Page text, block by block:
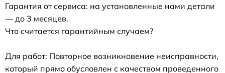
Гарантия от сервиса: на установленные нами детали
— до 3 месяцев.
Что считается гарантийным случаем?
Для работ: Повторное возникновение неисправности,
который прямо обусловлен с качеством проведенного